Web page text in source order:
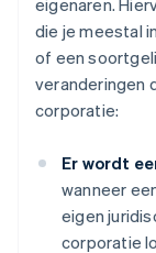
eigenaren.
die je meestal
of een
veranderingen
corporatie:
Er wordt
wanneer
eigen
corporatie